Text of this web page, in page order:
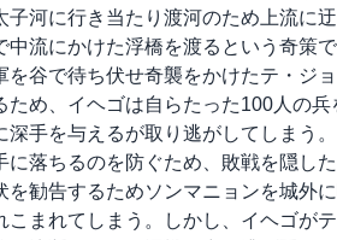
子河に行き当たり渡河のため上流に
流にかけた浮橋を渡るという奇策
を谷で待ち伏せ奇襲をかけたテ・ジ
め、イヘゴは自らたった100人の
深手を与えるが取り逃がしてしまう
に落ちるのを防ぐため、敗戦を隠し
勧告するためソンマニョンを城外
こまれてしまう。しかし、イヘゴが